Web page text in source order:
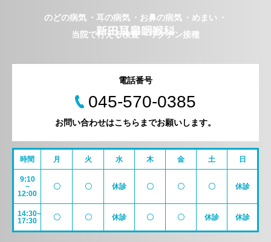
のどの病気 耳の病気 お鼻の病気
めまい
当院で行える検査
ワクチン接種
電話番号
045-570-0385
お問い合わせはこちらまでお願いします。
時間 月 火 水 木 金 土 日
9:10
~
12:00
〇 〇 休診 〇 〇 〇 休診
14:30~
17:30
〇 〇 休診 〇 〇 休診 休診